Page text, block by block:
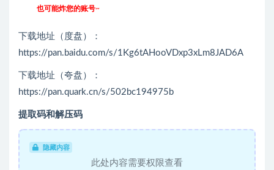
也可能炸您的账号~
下载地址（度盘）：
https://pan.baidu.com/s/1Kg6tAHooVDxp3xLm8JAD6A
下载地址（夸盘）：
https://pan.quark.cn/s/502bc194975b
提取码和解压码
隐藏内容
此处内容需要权限查看